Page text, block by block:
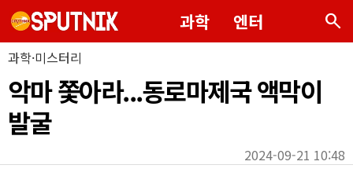
과학 엔터 search
과학·미스터리
악마 쫓아라...동로마제국 액막이
발굴
2024-09-21 10:48